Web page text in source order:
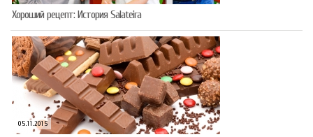
Хороший рецепт: История Salateira
05.11.2015